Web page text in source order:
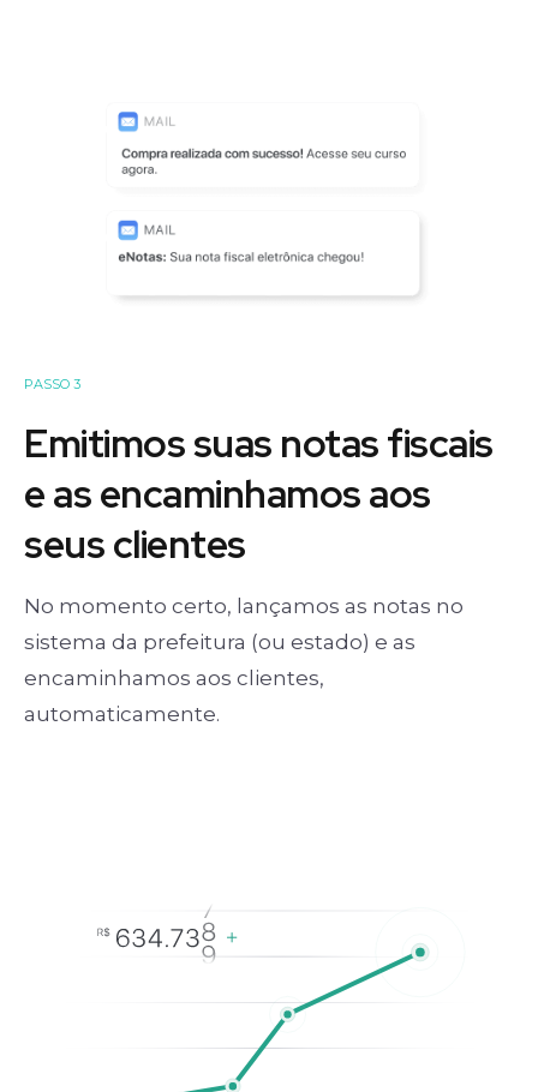
PASSO 3
Emitimos suas notas fiscais
e as encaminhamos aos
seus clientes
No momento certo, lançamos as notas no
sistema da prefeitura (ou estado) e as
encaminhamos aos clientes,
automaticamente.